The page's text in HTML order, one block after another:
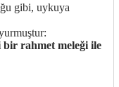
gibi, uykuya
bir rahmet meleği ile